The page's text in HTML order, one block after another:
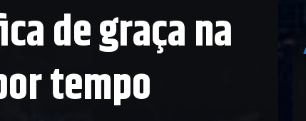
de graça na
tempo